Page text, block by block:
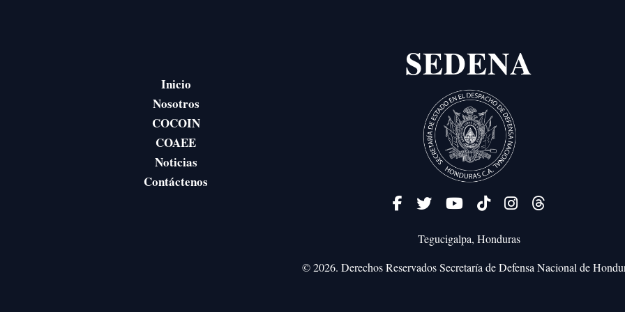
Inicio
Nosotros
COCOIN
COAEE
Noticias
Contáctenos
SEDENA
Tegucigalpa, Honduras
© 2026. Derechos ReservadosSecretaría de Defensa Nacional de